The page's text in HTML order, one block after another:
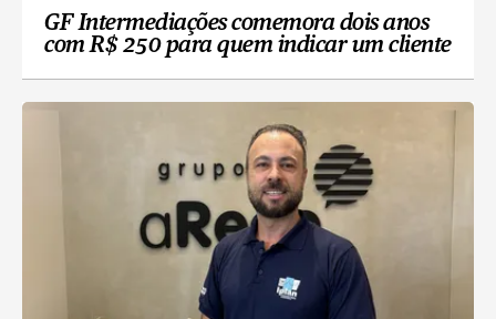
GF Intermediações comemora dois anos
com R$ 250 para quem indicar um cliente